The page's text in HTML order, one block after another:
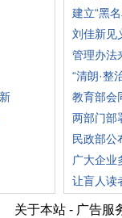
建立“黑
刘佳新见
管理办法
“清朗·整
教育部会
两部门部
民政部公
广大企业
让盲人读
关于本站 - 广告服